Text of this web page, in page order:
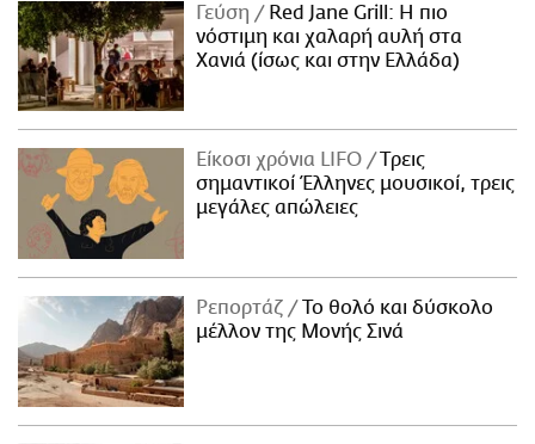
Γεύση
Red Jane Grill: Η πιο
νόστιμη και χαλαρή αυλή στα
Χανιά (ίσως και στην Ελλάδα)
Είκοσι χρόνια LIFO
Tρεις
σημαντικοί Έλληνες μουσικοί, τρεις
μεγάλες απώλειες
Ρεπορτάζ
Το θολό και δύσκολο
μέλλον της Μονής Σινά